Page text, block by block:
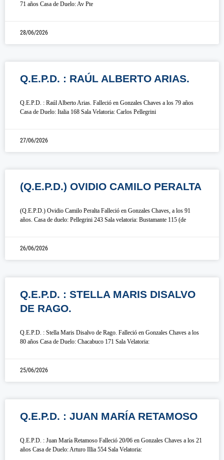
71 años Casa de Duelo: Av Pte
28/06/2026
Q.E.P.D. : RAÚL ALBERTO ARIAS.
Q.E.P.D. : Raúl Alberto Arias. Falleció en Gonzales Chaves a los 79 años
Casa de Duelo: Italia 168 Sala Velatoria: Carlos Pellegrini
27/06/2026
(Q.E.P.D.) OVIDIO CAMILO PERALTA
(Q.E.P.D.) Ovidio Camilo Peralta Falleció en Gonzales Chaves, a los 91
años. Casa de duelo: Pellegrini 243 Sala velatoria: Bustamante 115 (de
26/06/2026
Q.E.P.D. : STELLA MARIS DISALVO
DE RAGO.
Q.E.P.D. : Stella Maris Disalvo de Rago. Falleció en Gonzales Chaves a los
80 años Casa de Duelo: Chacabuco 171 Sala Velatoria:
25/06/2026
Q.E.P.D. : JUAN MARÍA RETAMOSO
Q.E.P.D. : Juan María Retamoso Falleció 20/06 en Gonzales Chaves a los 21
años Casa de Duelo: Arturo Illia 554 Sala Velatoria: